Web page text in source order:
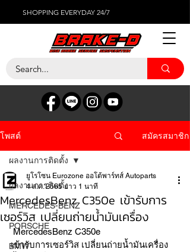
SHOPPING EVERYDAY 24/7
โพสต์ สมัครสมาชิก
ผลงานการติดตั้ง
MERCEDES-BENZ
PORSCHE
BMW
ผลงานการติดตั้ง
MercedesBenz C350e เข้ารับการ
เซอร์วิส เปลี่ยนถ่ายน้ำมันเครื่อง
ยูโรโซน Eurozone ออโต้พาร์ทส์ Autoparts
4 ส.ค. 2565 ยาว 1 นาที
MercedesBenz C350e
เข้ารับการเซอร์วิส เปลี่ยนถ่ายน้ำมันเครื่อง